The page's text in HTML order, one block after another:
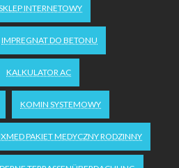
INTERNETOWY
IMPREGNAT DO BETONU
KALKULATOR AC
KOMIN SYSTEMOWY
PAKIET MEDYCZNY RODZINNY